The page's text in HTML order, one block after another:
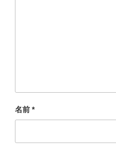
名前 *